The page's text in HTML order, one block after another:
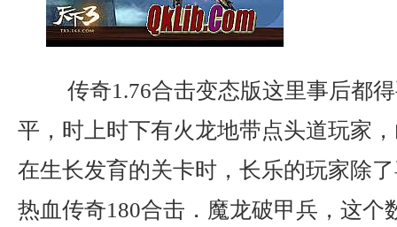
传奇1.76合击变态版这里事后都
平，时上时下有火龙地带点头道玩家
在生长发育的关卡时，长乐的玩家除
热血传奇180合击．魔龙破甲兵，这个